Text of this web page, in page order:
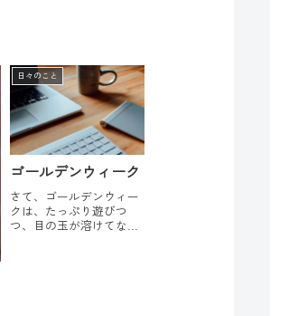
ている□ソファに座った
ら、もう、かたづける元
気がなくなる１つでもあ
てはまれば、ぜひ手に...
日々のこと
ゴールデンウィーク
さて、ゴールデンウィー
クは、たっぷり遊びつ
つ、目の玉が溶けてなく